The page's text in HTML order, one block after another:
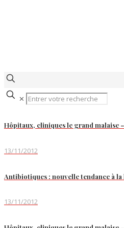
✕
Hôpitaux, cliniques le grand malaise
13/11/2012
Antibiotiques : nouvelle tendance à
13/11/2012